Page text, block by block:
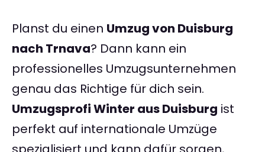
Planst du einen Umzug von Duisburg
nach Trnava? Dann kann ein
professionelles Umzugsunternehmen
genau das Richtige für dich sein.
Umzugsprofi Winter aus Duisburg ist
perfekt auf internationale Umzüge